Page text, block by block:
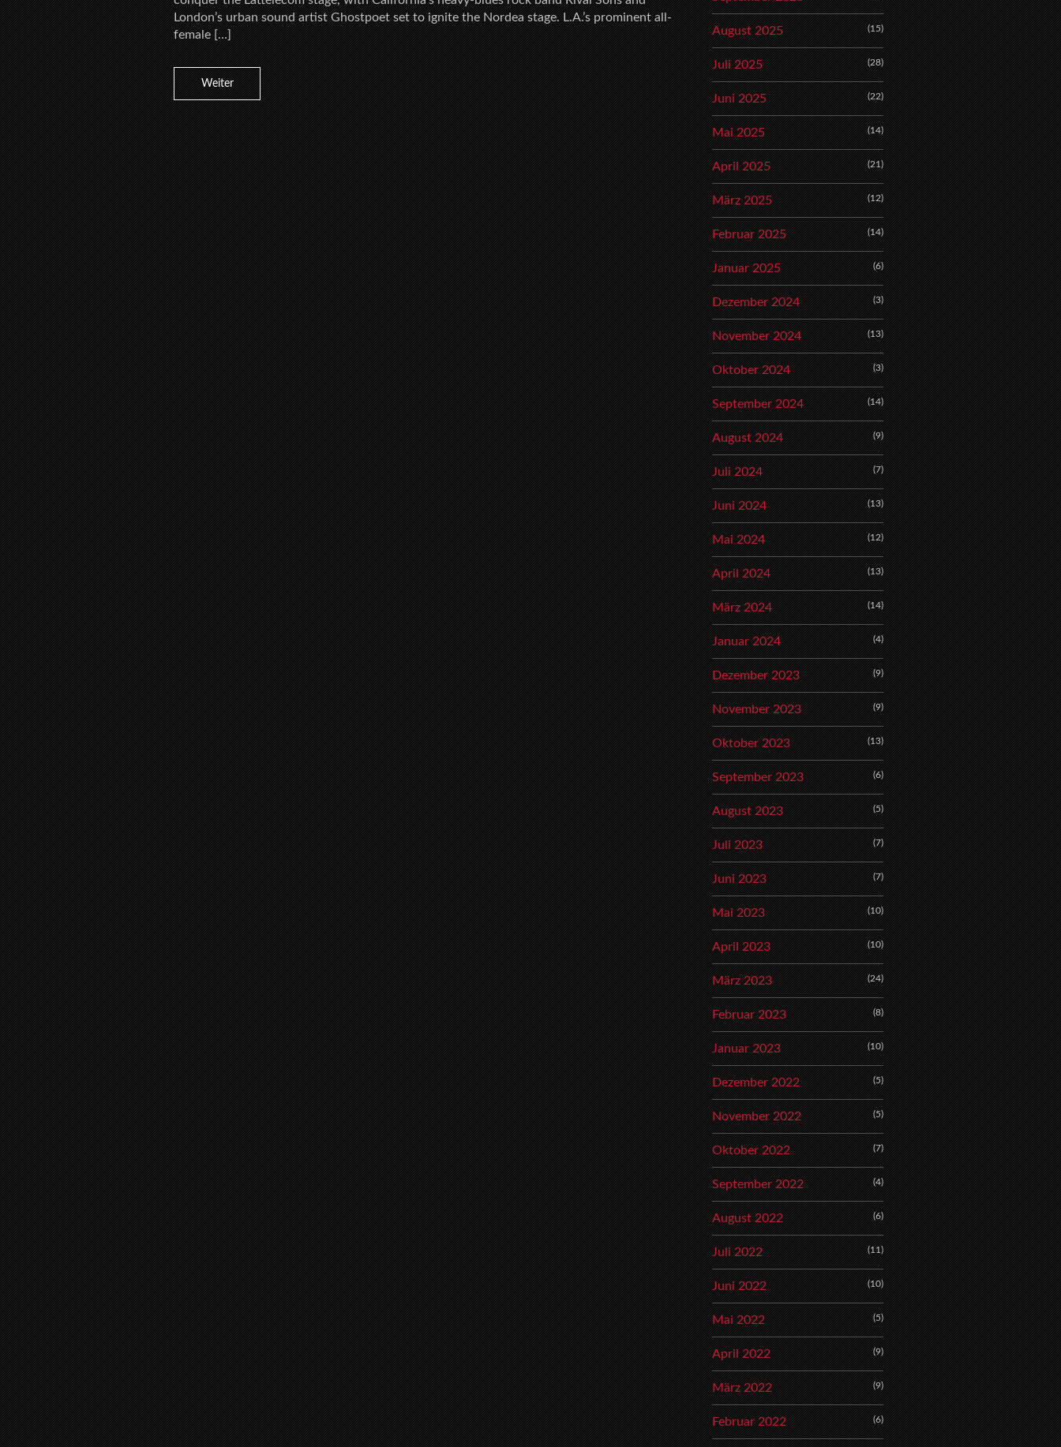
London’s urban sound artist Ghostpoet set to ignite the Nordea stage. L.A.’s prominent all-
female […]
Weiter
August 2025 (15)
Juli 2025 (28)
Juni 2025 (22)
Mai 2025 (14)
April 2025 (21)
März 2025 (12)
Februar 2025 (14)
Januar 2025 (6)
Dezember 2024 (3)
November 2024 (13)
Oktober 2024 (3)
September 2024 (14)
August 2024 (9)
Juli 2024 (7)
Juni 2024 (13)
Mai 2024 (12)
April 2024 (13)
März 2024 (14)
Januar 2024 (4)
Dezember 2023 (9)
November 2023 (9)
Oktober 2023 (13)
September 2023 (6)
August 2023 (5)
Juli 2023 (7)
Juni 2023 (7)
Mai 2023 (10)
April 2023 (10)
März 2023 (24)
Februar 2023 (8)
Januar 2023 (10)
Dezember 2022 (5)
November 2022 (5)
Oktober 2022 (7)
September 2022 (4)
August 2022 (6)
Juli 2022 (11)
Juni 2022 (10)
Mai 2022 (5)
April 2022 (9)
März 2022 (9)
Februar 2022 (6)